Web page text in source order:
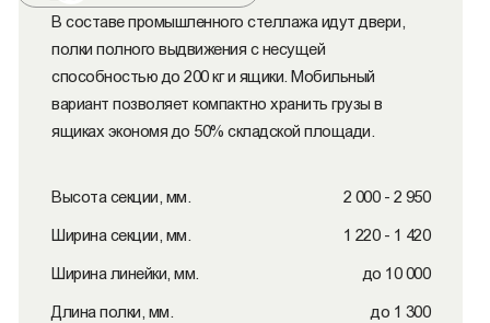
В составе промышленного стеллажа идут двери,
полки полного выдвижения с несущей
способностью до 200 кг и ящики. Мобильный
вариант позволяет компактно хранить грузы в
ящиках экономя до 50% складской площади.
Высота секции, мм. 2 000 - 2 950
Ширина секции, мм. 1 220 - 1 420
Ширина линейки, мм. до 10 000
Длина полки, мм. до 1 300